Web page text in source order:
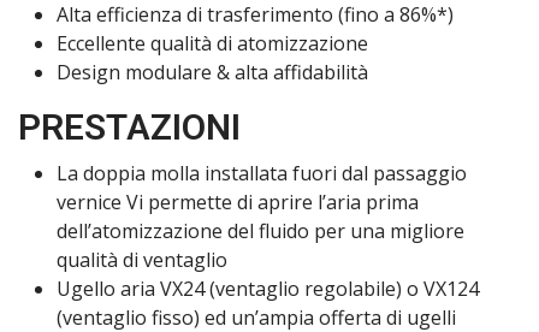
Alta efficienza di trasferimento (fino a 86%*)
Eccellente qualità di atomizzazione
Design modulare & alta affidabilità
PRESTAZIONI
La doppia molla installata fuori dal passaggio
vernice Vi permette di aprire l’aria prima
dell’atomizzazione del fluido per una migliore
qualità di ventaglio
Ugello aria VX24 (ventaglio regolabile) o VX124
(ventaglio fisso) ed un’ampia offerta di ugelli